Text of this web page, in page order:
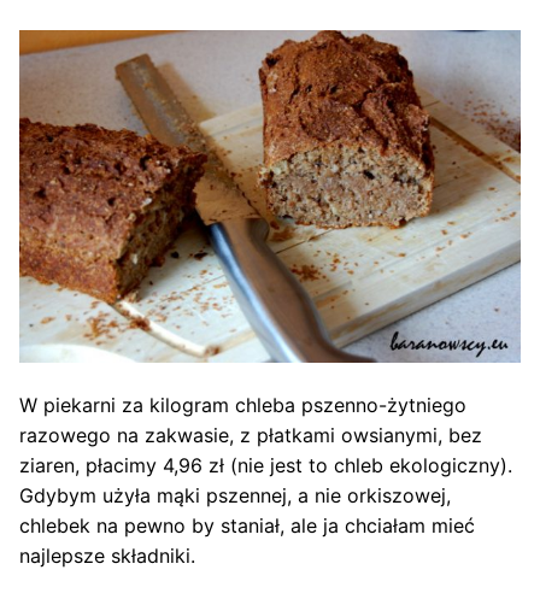
W piekarni za kilogram chleba pszenno-żytniego
razowego na zakwasie, z płatkami owsianymi, bez
ziaren, płacimy 4,96 zł (nie jest to chleb ekologiczny).
Gdybym użyła mąki pszennej, a nie orkiszowej,
chlebek na pewno by staniał, ale ja chciałam mieć
najlepsze składniki.